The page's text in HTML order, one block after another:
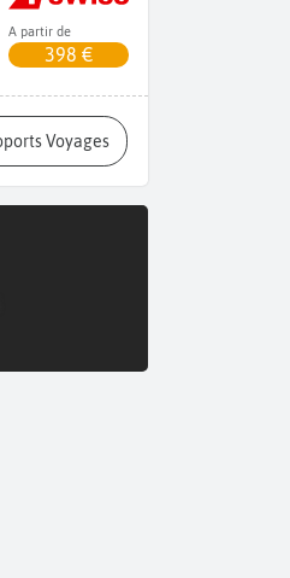
A partir de
398 €
Voyages